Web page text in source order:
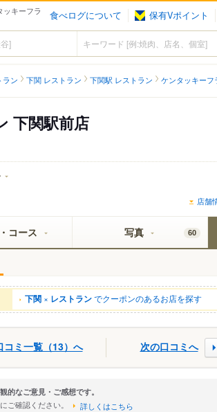
キーフラ
食べログについて 保有Vポイント
ラン 下関 レストラン 下関駅 レストラン ケンタッキー
下関駅前店
店舗
コース 写真 60
下関 × レストランでクーポンのあるお店を探す
コミ一覧（13）へ 次の口コミへ
的なご意見・ご感想です。
ご確認ください。 詳しくはこちら